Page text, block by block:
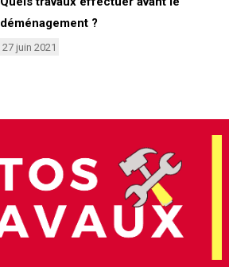
déménagement ?
27 juin 2021